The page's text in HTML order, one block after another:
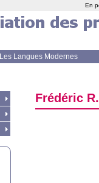
Les Langues Modernes
Frédéric R.
En